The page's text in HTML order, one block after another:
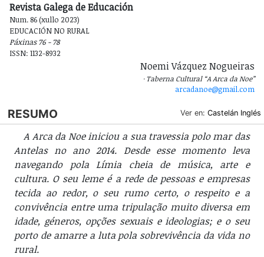
Revista Galega de Educación
Num. 86 (xullo 2023)
EDUCACIÓN NO RURAL
Páxinas 76 - 78
ISSN: 1132-8932
Noemi Vázquez Nogueiras
Taberna Cultural “A Arca da Noe”
arcadanoe@gmail.com
RESUMO Ver en:Castelán Inglés
A Arca da Noe iniciou a sua travessia polo mar das
Antelas no ano 2014. Desde esse momento leva
navegando pola Límia cheia de música, arte e
cultura. O seu leme é a rede de pessoas e empresas
tecida ao redor, o seu rumo certo, o respeito e a
convivência entre uma tripulação muito diversa em
idade, géneros, opções sexuais e ideologias; e o seu
porto de amarre a luta pola sobrevivência da vida no
rural.